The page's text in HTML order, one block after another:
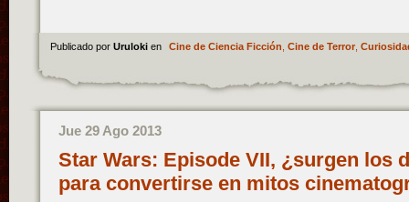
Publicado por Uruloki en Cine de Ciencia Ficción Cine de Terror,
Jue 29 Ago 2013
Star Wars: Episode VII, ¿surgen los
para convertirse en mitos